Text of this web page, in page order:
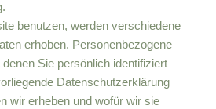
benutzen, werden verschiedene
erhoben. Personenbezogene
Sie persönlich identifiziert
Datenschutzerklärung
wir erheben und wofür wir sie